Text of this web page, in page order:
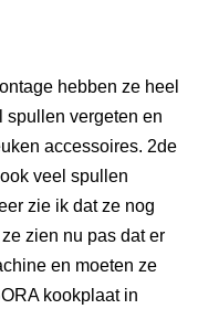
hebben ze heel
spullen vergeten en
accessoires. 2de
veel spullen
zie ik dat ze nog
zien nu pas dat er
en moeten ze
kookplaat in